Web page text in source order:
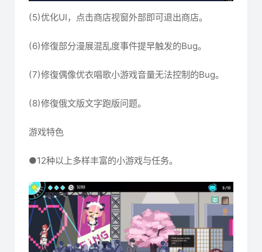
(5)优化UI，点击商店视窗外部即可退出商店。
(6)修復部分漫展混乱度事件提早触发的Bug。
(7)修復偶像优衣唱歌小游戏音量无法控制的Bug。
(8)修復俄文版文字跑版问题。
游戏特色
●12种以上多样丰富的小游戏与任务。